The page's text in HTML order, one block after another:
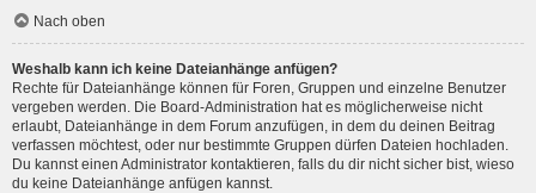
Nach oben
Weshalb kann ich keine Dateianhänge anfügen?
Rechte für Dateianhänge können für Foren, Gruppen und einzelne Benutzer
vergeben werden. Die Board-Administration hat es möglicherweise nicht
erlaubt, Dateianhänge in dem Forum anzufügen, in dem du deinen Beitrag
verfassen möchtest, oder nur bestimmte Gruppen dürfen Dateien hochladen.
Du kannst einen Administrator kontaktieren, falls du dir nicht sicher bist, wieso
du keine Dateianhänge anfügen kannst.